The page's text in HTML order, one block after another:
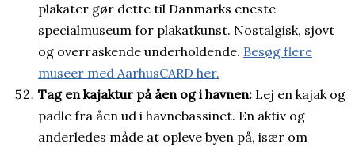
plakater gør dette til Danmarks eneste
specialmuseum for plakatkunst. Nostalgisk, sjovt
og overraskende underholdende. Besøg flere
museer med AarhusCARD her.
Tag en kajaktur på åen og i havnen: Lej en kajak og
padle fra åen ud i havnebassinet. En aktiv og
anderledes måde at opleve byen på, især om